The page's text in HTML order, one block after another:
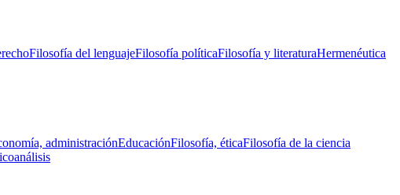
Filosofía del lenguajeFilosofía políticaFilosofía y literaturaHermenéutica
administraciónEducaciónFilosofía, éticaFilosofía de la ciencia